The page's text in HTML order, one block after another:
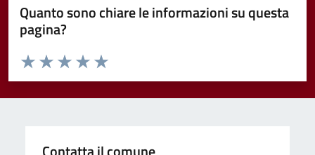
Quanto sono chiare le informazioni su questa
pagina?
Valuta da 1 a 5 stelle la pagina
Valuta 5 stelle su 5
Valuta 4 stelle su 5
Valuta 3 stelle su 5
Valuta 2 stelle su 5
Valuta 1 stelle su 5